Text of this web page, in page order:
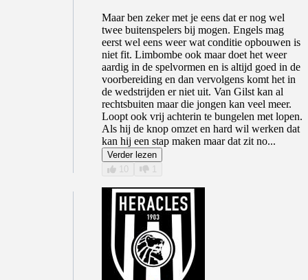
Maar ben zeker met je eens dat er nog wel
twee buitenspelers bij mogen. Engels mag
eerst wel eens weer wat conditie opbouwen is
niet fit. Limbombe ook maar doet het weer
aardig in de spelvormen en is altijd goed in de
voorbereiding en dan vervolgens komt het in
de wedstrijden er niet uit. Van Gilst kan al
rechtsbuiten maar die jongen kan veel meer.
Loopt ook vrij achterin te bungelen met lopen.
Als hij de knop omzet en hard wil werken dat
kan hij een stap maken maar dat zit no...
Verder lezen
10
1